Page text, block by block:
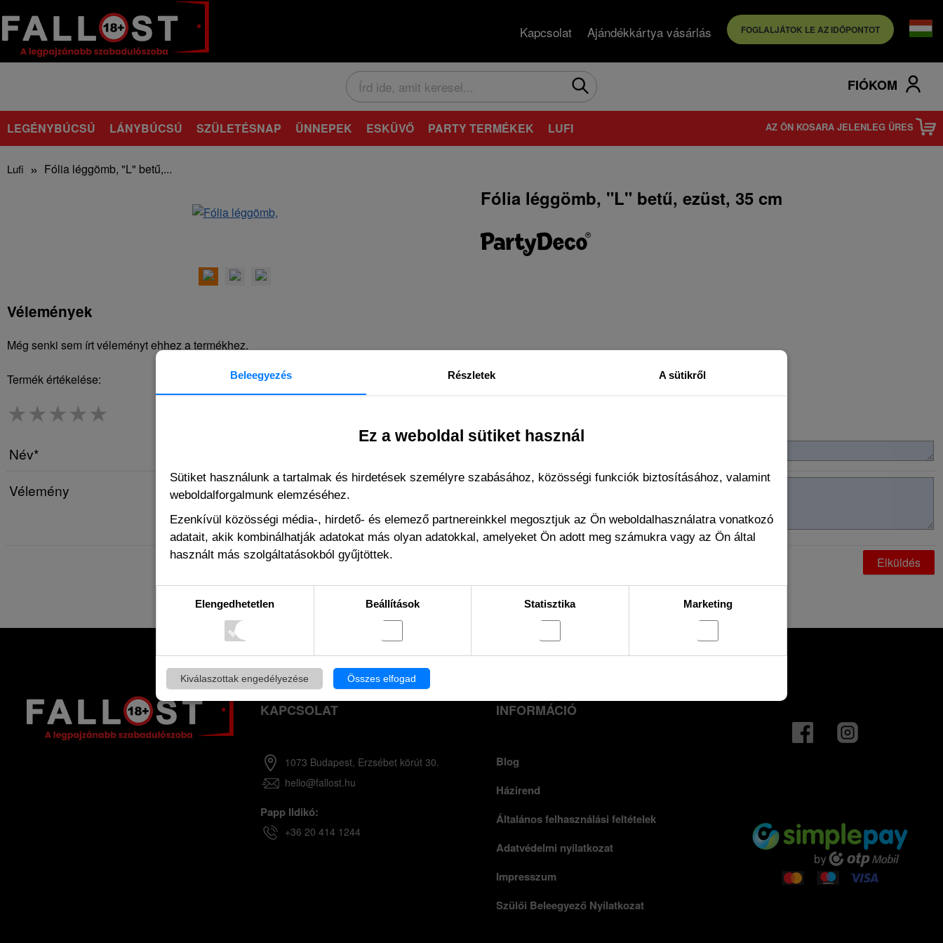
Beleegyezés Részletek A sütikről
Ez a weboldal sütiket használ
Sütiket használunk a tartalmak és hirdetések személyre szabásához, közösségi funkciók biztosításához, valamint
weboldalforgalmunk elemzéséhez.
Ezenkívül közösségi média-, hirdető- és elemező partnereinkkel megosztjuk az Ön weboldalhasználatra vonatkozó
adatait, akik kombinálhatják adatokat más olyan adatokkal, amelyeket Ön adott meg számukra vagy az Ön által
használt más szolgáltatásokból gyűjtöttek.
Elengedhetetlen Beállítások Statisztika Marketing
Kiválaszottak engedélyezése Összes elfogad
FOGLALJÁTOK LE AZ IDŐPONTOT
Ajándékkártya vásárlás
Kapcsolat
FIÓKOM
LEGÉNYBÚCSÚ LÁNYBÚCSÚ SZÜLETÉSNAP ÜNNEPEK ESKÜVŐ PARTY TERMÉKEK LUFI AZ ÖN KOSARA JELENLEG ÜRES
Lufi Fólia léggömb, "L" betű,...
Fólia léggömb, "L" betű, ezüst, 35 cm
Vélemények
Még senki sem írt véleményt ehhez a termékhez.
Termék értékelése:
★★★★★
Név*
Vélemény
KAPCSOLAT
1073 Budapest, Erzsébet körút 30.
hello@fallost.hu
Papp Ildikó:
+36 20 414 1244
INFORMÁCIÓ
Blog
Házirend
Általános felhasználási feltételek
Adatvédelmi nyilatkozat
Impresszum
Szülői Beleegyező Nyilatkozat